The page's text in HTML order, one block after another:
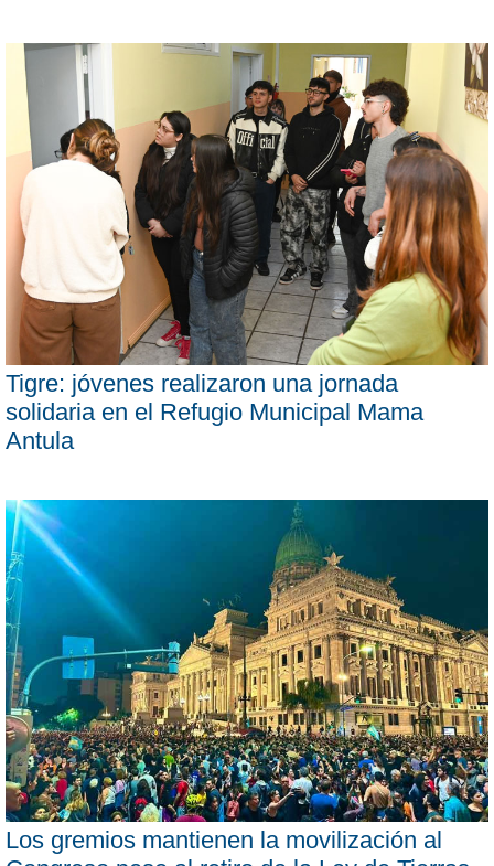
Tigre: jóvenes realizaron una jornada
solidaria en el Refugio Municipal Mama
Antula
Los gremios mantienen la movilización al